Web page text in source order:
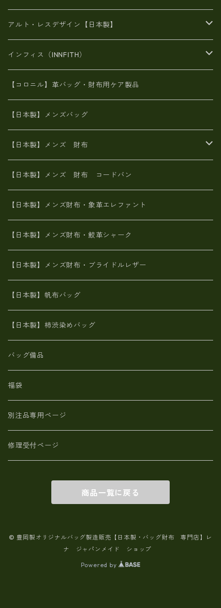
豊岡製品
エナメルクロコ
がま口
斜め掛け
がま口財布
スペインレザー
メタリック
長財布
スペインレザー
佐賀牛革
革友禅染め
ポーテッド
L字ファスナー財布
スペインレザー
革友禅染め
メタリック
ポーチ
ヌメ革
革友禅染め
財布ショルダー
ヌメ革
がま口財布
革友禅染め
山羊革
火山灰染め
名刺入れ・キーケース、他
BAG
財布・小物
アルト・レスデザイン【日本製】
BAG
財布・小物
インフィス（INNFITH）
BAG
財布・小物
【コロニル】革バッグ・財布用ケア製品
【日本製】メンズバッグ
【日本製】メンズ 財布
象革エレファント【日本製】メンズ 財布
鮫革シャーク【日本製】メンズ 財布
ブライドルレザー【日本製】メンズ 財布
MAISON de HIROAN 【日本製】メンズ 財布
栃木レザー 【日本製】メンズ 財布
革小物・財布【日本製】メンズ レディース
【日本製】メンズ 財布 アザラシ革(シールスキン)
【日本製】メンズ 財布 コードバン
【日本製】メンズ財布・象革エレファント
【日本製】メンズ財布・鮫革シャーク
【日本製】メンズ財布・ブライドルレザー
【日本製】帆布バッグ
【日本製】柿渋染めバッグ
バッグ備品
福袋
別注品専用ページ
修理受付ページ
商品一覧に戻る
© 豊岡製オリジナルバッグ製造販売【日本製・バッグ財布 専門店】レ
ナ ジャパンメイド ショップ
Powered by